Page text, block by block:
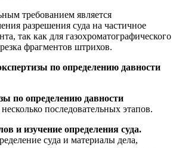
требованием является
разрешения суда на частичное
так как для газохроматографического
фрагментов штрихов.
по определению давности
по определению давности
последовательных этапов.
и изучение определения суда.
суда и материалы дела,